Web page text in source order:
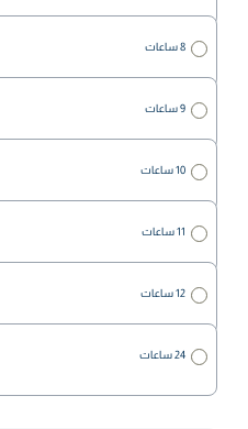
8 ساعات
9 ساعات
10 ساعات
11 ساعات
12 ساعات
24 ساعات